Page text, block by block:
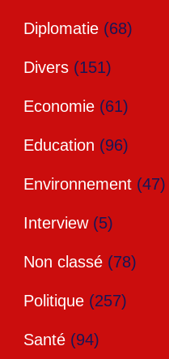
Diplomatie (68)
Divers (151)
Economie (61)
Education (96)
Environnement (47)
Interview(5)
Non classé (78)
Politique (257)
Santé (94)